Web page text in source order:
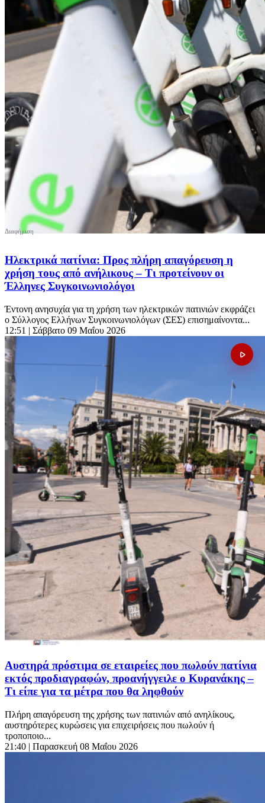
Ηλεκτρικά πατίνια: Προς πλήρη απαγόρευση η
χρήση τους από ανήλικους – Τι προτείνουν οι
Έλληνες Συγκοινωνιολόγοι
Έντονη ανησυχία για τη χρήση των ηλεκτρικών πατινιών εκφράζει
ο Σύλλογος Ελλήνων Συγκοινωνιολόγων (ΣΕΣ) επισημαίνοντα...
12:51 | Σάββατο 09 Μαΐου 2026
Αυστηρά πρόστιμα σε εταιρείες που πωλούν πατίνια
εκτός προδιαγραφών, προανήγγειλε ο Κυρανάκης –
Τι είπε για τα μέτρα που θα ληφθούν
Πλήρη απαγόρευση της χρήσης των πατινιών από ανηλίκους,
αυστηρότερες κυρώσεις για επιχειρήσεις που πωλούν ή
τροποποιο...
21:40 | Παρασκευή 08 Μαΐου 2026